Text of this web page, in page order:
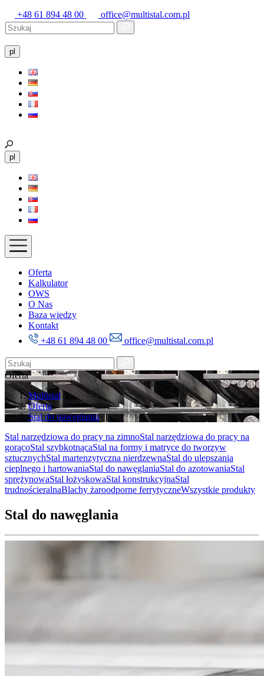
+48 61 894 48 00 office@multistal.com.pl
pl
pl
Oferta
Kalkulator
OWS
O Nas
Baza wiedzy
Kontakt
+48 61 894 48 00
office@multistal.com.pl
Oferta
Multistal
Oferta
Stal do nawęglania
Stal narzędziowa do pracy na zimnoStal narzędziowa do pracy na
gorącoStal szybkotnącaStal na formy i matryce do tworzyw
sztucznychStal martenzytyczna nierdzewnaStal do ulepszania
cieplnego i hartowaniaStal do nawęglaniaStal do azotowaniaStal
sprężynowaStal łożyskowaStal konstrukcyjnaStal
trudnościeralnaBlachy żaroodporne ferrytyczneWszystkie produkty
Stal do nawęglania